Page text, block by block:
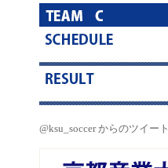
@ksu_soccer からのツイート